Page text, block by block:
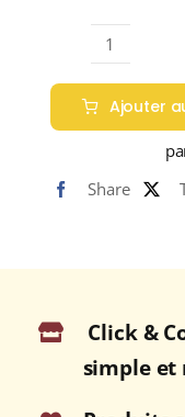
quantité
de
ARDBEG
5
Wee
Single
WHISKY
(ÉCOSSE
Islay)
Ajouter
Share
Click &
simple et